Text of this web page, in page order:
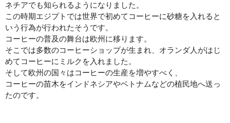
ネチアでも知られるようになりました。
この時期エジプトでは世界で初めてコーヒーに砂糖を入れると
いう行為が行われたそうです。
コーヒーの普及の舞台は欧州に移ります。
そこでは多数のコーヒーショップが生まれ、オランダ人がはじ
めてコーヒーにミルクを入れました。
そして欧州の国々はコーヒーの生産を増やすべく、
コーヒーの苗木をインドネシアやベトナムなどの植民地へ送っ
たのです。